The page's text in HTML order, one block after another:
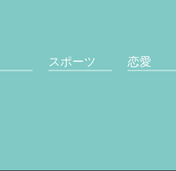
スポーツ 恋愛